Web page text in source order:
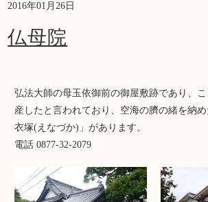
2016年01月26日
仏母院
弘法大師の母玉依御前の御屋敷跡であり、
産したと言われており、空海の臍の緒を納
衣塚(えなづか)」があります。
電話 0877-32-2079